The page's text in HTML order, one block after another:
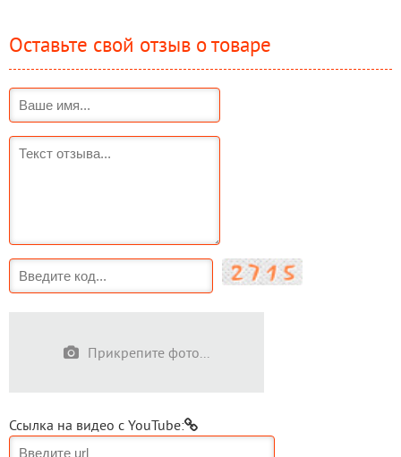
Оставьте свой отзыв о товаре
Прикрепите фото...
Ссылка на видео с YouTube: